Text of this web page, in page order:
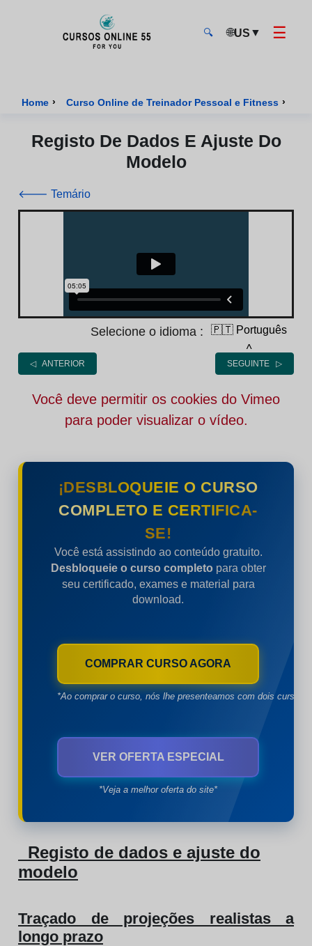
🔍 🌐US ▼ ☰
Home › Curso Online de Treinador Pessoal e Fitness ›
Registo De Dados E Ajuste Do
Modelo
🡐 Temário
Selecione o idioma :
🇵🇹 Português
˄
◁ ANTERIOR SEGUINTE ▷
Você deve permitir os cookies do Vimeo
para poder visualizar o vídeo.
¡DESBLOQUEIE O CURSO
COMPLETO E CERTIFICA-
SE!
Você está assistindo ao conteúdo gratuito.
Desbloqueie o curso completopara obter
seu certificado, exames e material para
download.
COMPRAR CURSO AGORA
*Ao comprar o curso, nós lhe presenteamos com dois cursos
VER OFERTA ESPECIAL
*Veja a melhor oferta do site*
Registo de dados e ajuste do
modelo
Traçado de projeções realistas a
longo prazo